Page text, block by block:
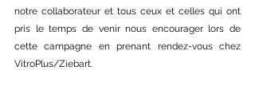
notre collaborateur et tous ceux et celles qui ont
pris le temps de venir nous encourager lors de
cette campagne en prenant rendez-vous chez
VitroPlus/Ziebart.